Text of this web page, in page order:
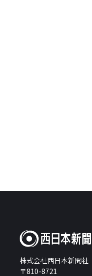
株式会社西日本新聞社
〒810-8721